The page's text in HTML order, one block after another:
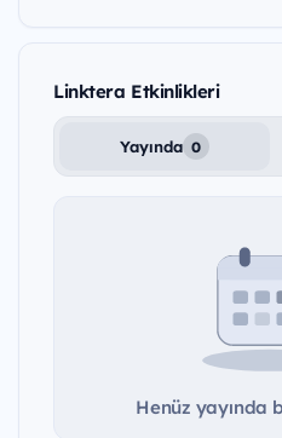
Linktera Etkinlikleri
Yayında 0
Henüz yayında